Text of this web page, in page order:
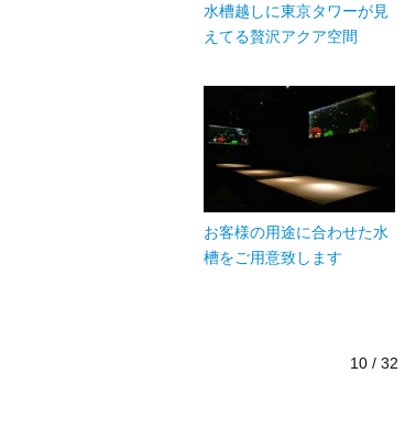
水槽越しに東京タワーが見
えてる贅沢アクア空間
お客様の用途に合わせた水
槽をご用意致します
10 / 32